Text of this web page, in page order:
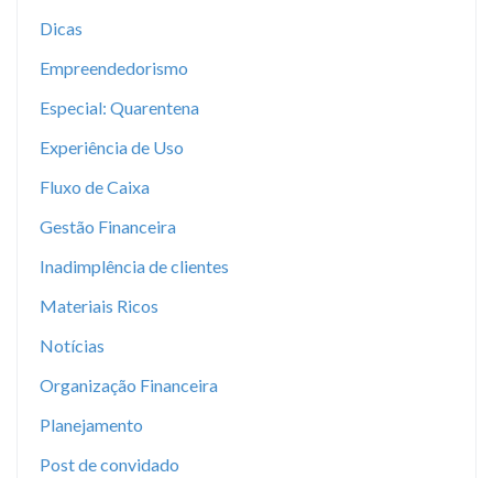
Dicas
Empreendedorismo
Especial: Quarentena
Experiência de Uso
Fluxo de Caixa
Gestão Financeira
Inadimplência de clientes
Materiais Ricos
Notícias
Organização Financeira
Planejamento
Post de convidado